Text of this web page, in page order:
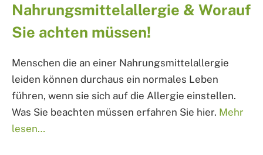
Nahrungsmittelallergie & Worauf
Sie achten müssen!
Menschen die an einer Nahrungsmittelallergie
leiden können durchaus ein normales Leben
führen, wenn sie sich auf die Allergie einstellen.
Was Sie beachten müssen erfahren Sie hier. Mehr
lesen…